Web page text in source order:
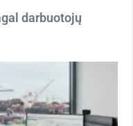
darbuotojų